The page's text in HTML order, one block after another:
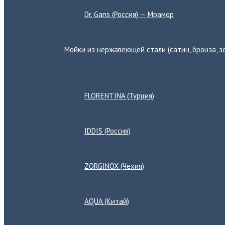
Dr. Gans (Россия) — Мрамор
Мойки из нержавеющей стали (сатин, бронза,
FLORENTINA (Турция)
IDDIS (Россия)
ZORGINOX (Чехия)
AQUA (Китай)